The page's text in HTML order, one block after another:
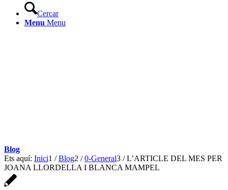
Cercar
Menu Menu
Blog
Ets aquí: Inici1 / Blog2 / 0-General3 / L’ARTICLE DEL MES PER
JOANA LLORDELLA I BLANCA MAMPEL